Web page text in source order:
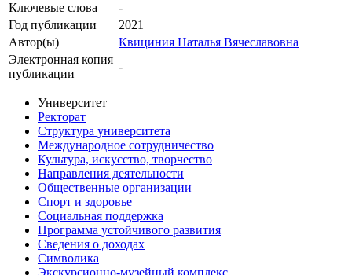
Ключевые cлова
-
Год публикации
2021
Автор(ы)
Квициния Наталья Вячеславовна
Электронная копия
публикации
-
Университет
Ректорат
Структура университета
Международное сотрудничество
Культура, искусство, творчество
Направления деятельности
Общественные организации
Спорт и здоровье
Социальная поддержка
Программа устойчивого развития
Сведения о доходах
Символика